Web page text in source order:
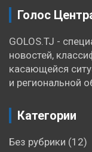
Голос
GOLOS.TJ -
новостей,
касающейся
и региональной
Категории
Без рубрики (12)